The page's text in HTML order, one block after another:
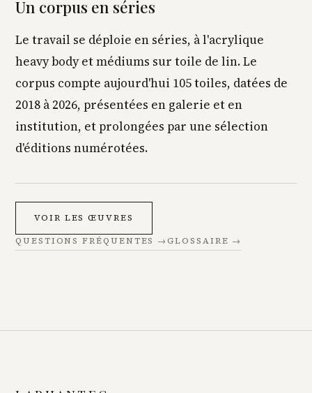
Un corpus en séries
Le travail se déploie en séries, à l'acrylique
heavy body et médiums sur toile de lin. Le
corpus compte aujourd'hui 105 toiles, datées de
2018 à 2026, présentées en galerie et en
institution, et prolongées par une sélection
d'éditions numérotées.
VOIR LES ŒUVRES
QUESTIONS FRÉQUENTES → GLOSSAIRE →